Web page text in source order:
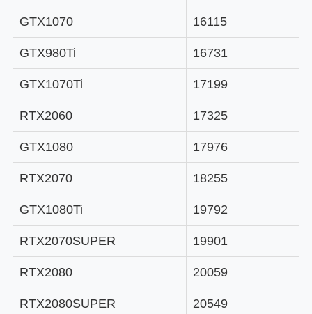
GTX1070 16115
GTX980Ti 16731
GTX1070Ti 17199
RTX2060 17325
GTX1080 17976
RTX2070 18255
GTX1080Ti 19792
RTX2070SUPER 19901
RTX2080 20059
RTX2080SUPER 20549